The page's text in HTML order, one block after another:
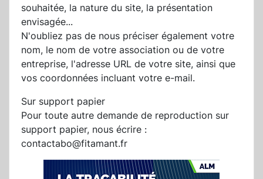
souhaitée, la nature du site, la présentation
envisagée...
N'oubliez pas de nous préciser également votre
nom, le nom de votre association ou de votre
entreprise, l'adresse URL de votre site, ainsi que
vos coordonnées incluant votre e-mail.
Sur support papier
Pour toute autre demande de reproduction sur
support papier, nous écrire :
contactabo@fitamant.fr